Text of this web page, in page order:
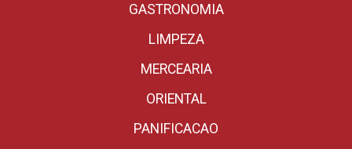
GASTRONOMIA
LIMPEZA
MERCEARIA
ORIENTAL
PANIFICACAO